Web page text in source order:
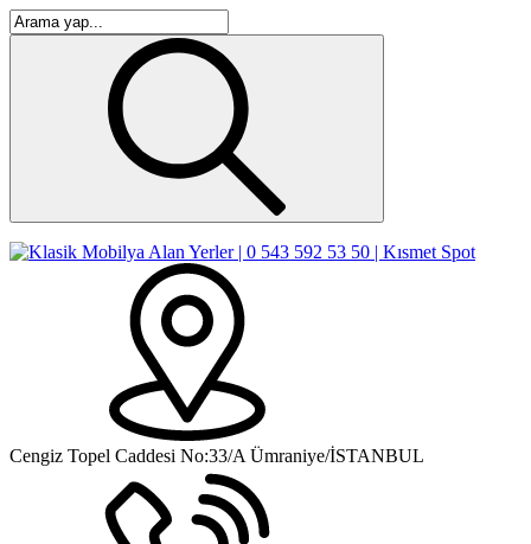
Cengiz Topel Caddesi No:33/A Ümraniye/İSTANBUL